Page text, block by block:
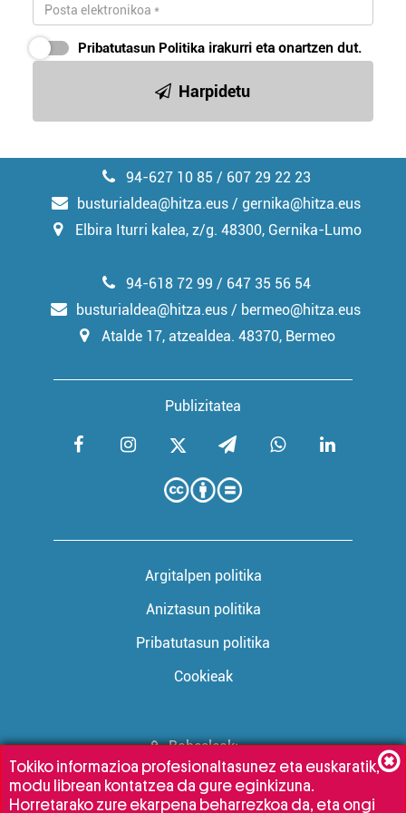
Pribatutasun Politika irakurri eta onartzen dut.
Harpidetu
94-627 10 85 / 607 29 22 23
busturialdea@hitza.eus / gernika@hitza.eus
Elbira Iturri kalea, z/g. 48300, Gernika-Lumo
Publizitatea
94-618 72 99 / 647 35 56 54
busturialdea@hitza.eus / bermeo@hitza.eus
Atalde 17, atzealdea. 48370, Bermeo
Argitalpen politika
Aniztasun politika
Pribatutasun politika
Cookieak
Babesleak:
Tokiko informazioa profesionaltasunez eta euskaratik,
modu librean kontatzea da gure eginkizuna.
Horretarako zure ekarpena beharrezkoa da, eta ongi